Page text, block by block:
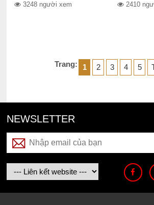
3248 người xem 2410
Trang: 1 2 3 4 5
NEWSLETTER